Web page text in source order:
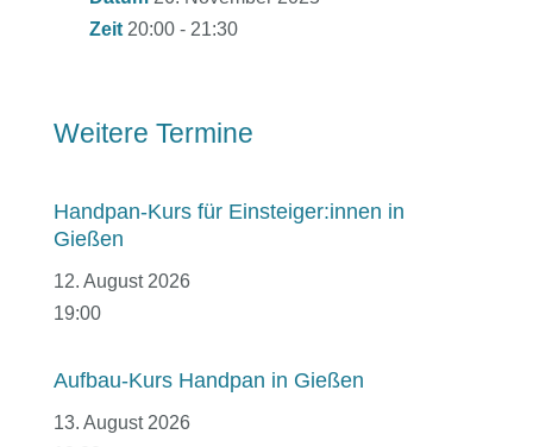
Zeit 20:00 - 21:30
Weitere Termine
Handpan-Kurs für Einsteiger:innen in
Gießen
12. August 2026
19:00
Aufbau-Kurs Handpan in Gießen
13. August 2026